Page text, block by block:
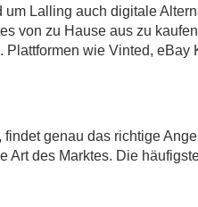
Lalling auch digitale
von zu Hause aus zu
wie Vinted,
genau das richtige
Art des Marktes. Die